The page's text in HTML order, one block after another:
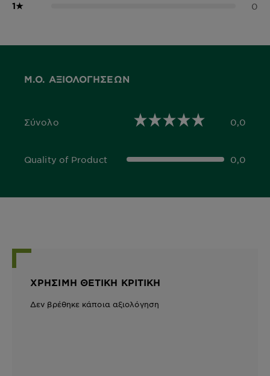
1★ 0
Μ.Ο. ΑΞΙΟΛΟΓΉΣΕΩΝ
Σύνολο
0,0 out of 5 stars 0,0
Quality of Product
0,0 out of 5 stars 0,0
ΧΡΉΣΙΜΗ ΘΕΤΙΚΉ ΚΡΙΤΙΚΉ
Δεν βρέθηκε κάποια αξιολόγηση